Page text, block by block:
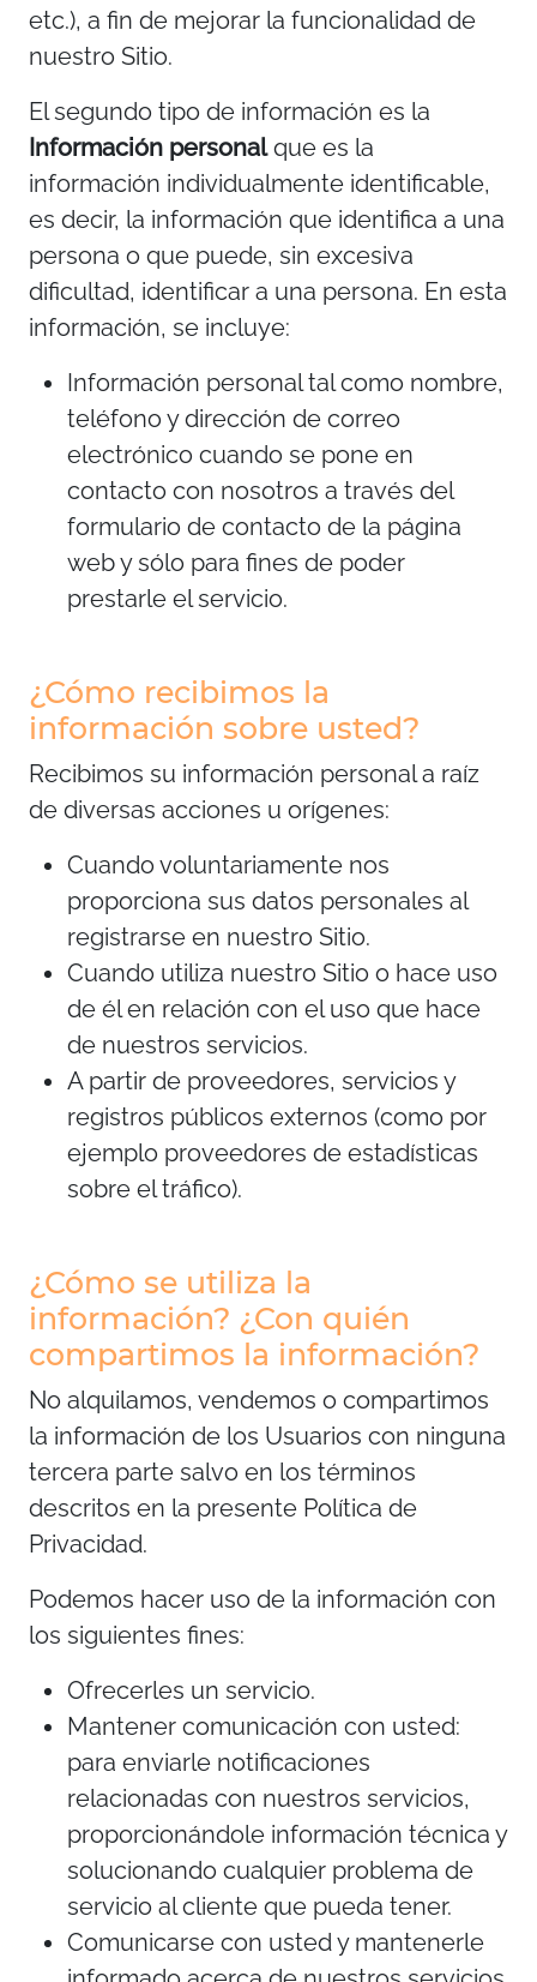
etc.), a fin de mejorar la funcionalidad de
nuestro Sitio.
El segundo tipo de información es la
Información personalque es la
información individualmente identificable,
es decir, la información que identifica a una
persona o que puede, sin excesiva
dificultad, identificar a una persona. En esta
información, se incluye:
Información personal tal como nombre,
teléfono y dirección de correo
electrónico cuando se pone en
contacto con nosotros a través del
formulario de contacto de la página
web y sólo para fines de poder
prestarle el servicio.
¿Cómo recibimos la
información sobre usted?
Recibimos su información personal a raíz
de diversas acciones u orígenes:
Cuando voluntariamente nos
proporciona sus datos personales al
registrarse en nuestro Sitio.
Cuando utiliza nuestro Sitio o hace uso
de él en relación con el uso que hace
de nuestros servicios.
A partir de proveedores, servicios y
registros públicos externos (como por
ejemplo proveedores de estadísticas
sobre el tráfico).
¿Cómo se utiliza la
información? ¿Con quién
compartimos la información?
No alquilamos, vendemos o compartimos
la información de los Usuarios con ninguna
tercera parte salvo en los términos
descritos en la presente Política de
Privacidad.
Podemos hacer uso de la información con
los siguientes fines:
Ofrecerles un servicio.
Mantener comunicación con usted:
para enviarle notificaciones
relacionadas con nuestros servicios,
proporcionándole información técnica y
solucionando cualquier problema de
servicio al cliente que pueda tener.
Comunicarse con usted y mantenerle